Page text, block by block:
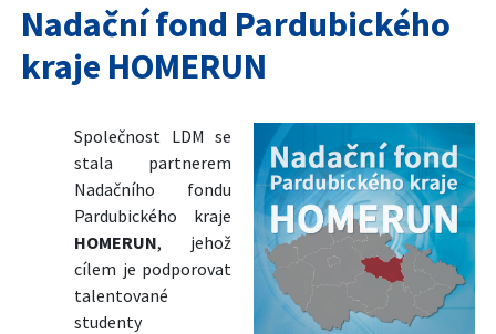
Nadační fond Pardubického
kraje HOMERUN
Společnost LDM se
stala partnerem
Nadačního fondu
Pardubického kraje
HOMERUN, jehož
cílem je podporovat
talentované
studenty